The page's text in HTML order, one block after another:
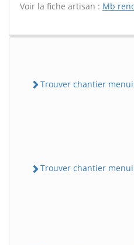
Voir la fiche artisan : Mb
Trouver chantier
Trouver chantier